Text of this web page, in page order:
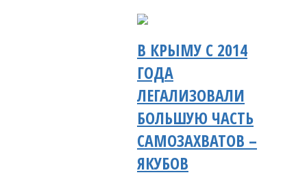
В КРЫМУ С 2014
ГОДА
ЛЕГАЛИЗОВАЛИ
БОЛЬШУЮ ЧАСТЬ
САМОЗАХВАТОВ –
ЯКУБОВ